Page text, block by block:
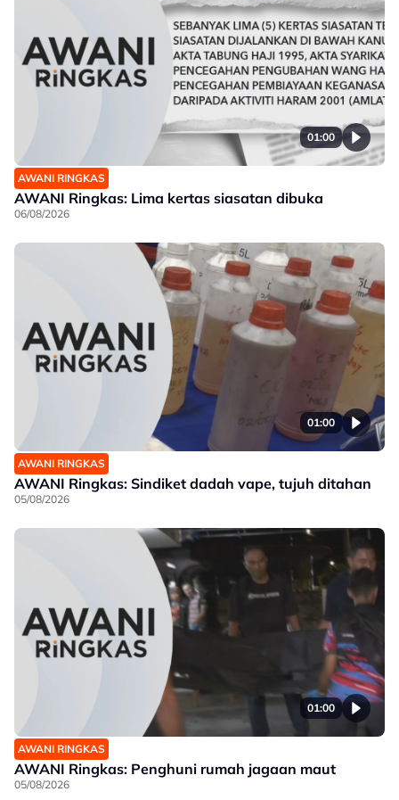
01:00
AWANI RINGKAS
AWANI Ringkas: Lima kertas siasatan dibuka
06/08/2026
01:00
AWANI RINGKAS
AWANI Ringkas: Sindiket dadah vape, tujuh ditahan
05/08/2026
01:00
AWANI RINGKAS
AWANI Ringkas: Penghuni rumah jagaan maut
05/08/2026